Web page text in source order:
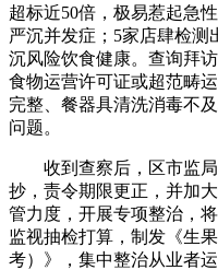
超标近50倍，极易惹起急
严沉并发症；5家店肆检
沉风险饮食健康。查询拜
食物运营许可证或超范畴
完整、餐器具清洗消毒不
问题。
收到查察后，区市监局
抄，责令期限更正，并加
管力度，开展专项整治，
监视抽检打算，制发《生
考）》，集中整治从业者